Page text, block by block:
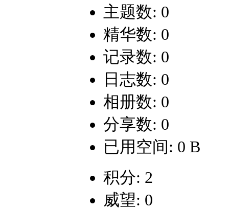
主题数: 0
精华数: 0
记录数: 0
日志数: 0
相册数: 0
分享数: 0
已用空间: 0 B
积分: 2
威望: 0